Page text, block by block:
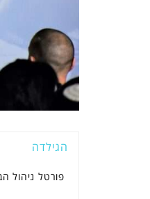
הגילדה
פורטל ניהול